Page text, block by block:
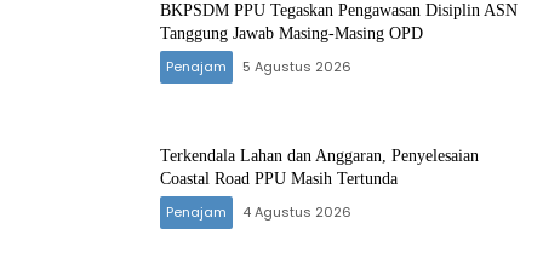
BKPSDM PPU Tegaskan Pengawasan Disiplin ASN
Tanggung Jawab Masing-Masing OPD
Penajam 5 Agustus 2026
Terkendala Lahan dan Anggaran, Penyelesaian
Coastal Road PPU Masih Tertunda
Penajam 4 Agustus 2026